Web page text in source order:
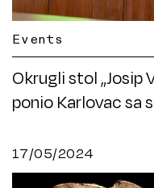
Events
Okrugli stol „Josip
ponio Karlovac sa
17/05/2024